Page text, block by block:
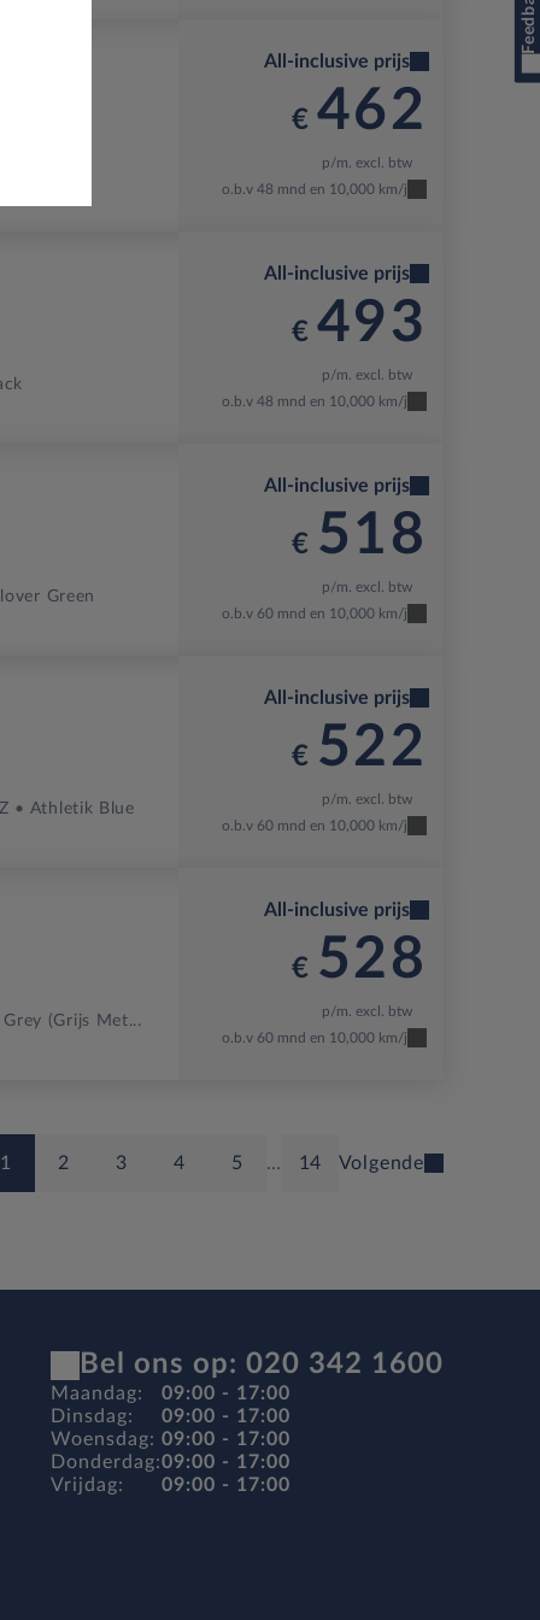
All-inclusive prijs
€ 462
p/m. excl. btw
o.b.v 48 mnd en 10,000 km/j
All-inclusive prijs
€ 493
p/m. excl. btw
o.b.v 48 mnd en 10,000 km/j
Green
All-inclusive prijs
€ 518
p/m. excl. btw
o.b.v 60 mnd en 10,000 km/j
Athletik Blue
All-inclusive prijs
€ 522
p/m. excl. btw
o.b.v 60 mnd en 10,000 km/j
(grijs Met...
All-inclusive prijs
€ 528
p/m. excl. btw
o.b.v 60 mnd en 10,000 km/j
1 2 3 4 5 … 14 Volgende
Bel ons op: 020 342 1600
Maandag:
Dinsdag:
Woensdag:
Donderdag:
Vrijdag:
09:00 - 17:00
09:00 - 17:00
09:00 - 17:00
09:00 - 17:00
09:00 - 17:00